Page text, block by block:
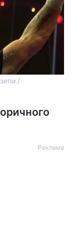
/
Реклама